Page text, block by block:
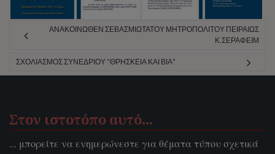
ΑΝΑΚΟΙΝΩΘΈΝ ΣΕΒΑΣΜΙΩΤΆΤΟΥ ΜΗΤΡΟΠΟΛΊΤΟΥ ΠΕΙΡΑΙΏΣ
Κ.ΣΕΡΑΦΕΊΜ
ΣΧΟΛΙΑΣΜΌΣ ΣΥΝΕΔΡΊΟΥ “ΘΡΗΣΚΕΊΑ ΚΑΙ ΒΊΑ”
Στον ιστοτόπο αυτό…
... μπορείτε να ενημερώνεστε για θέματα τύπου σχετικά